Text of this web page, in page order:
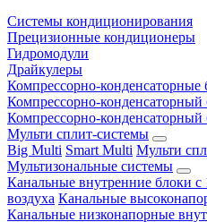
Системы кондиционирования
Прецизионные кондиционеры
Гидромодули
Драйкулеры
Компрессорно-конденсаторные
Компрессорно-
Компрессорно-
Мульти сплит-системы
Big Multi Smart Multi Мульти
Мультизональные системы
Канальные внутренние блоки с
воздуха Канальные
Канальные низконапорные